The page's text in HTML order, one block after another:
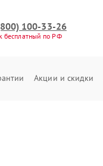
100-33-26
бесплатный по РФ
Акции и скидки